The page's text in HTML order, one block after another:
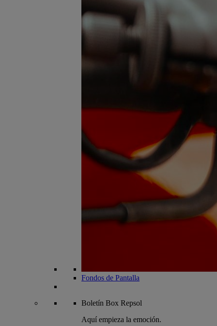
Fondos de Pantalla
Boletín Box Repsol
Aquí empieza la emoción.